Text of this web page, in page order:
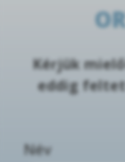
Kérjük
eddig
Név